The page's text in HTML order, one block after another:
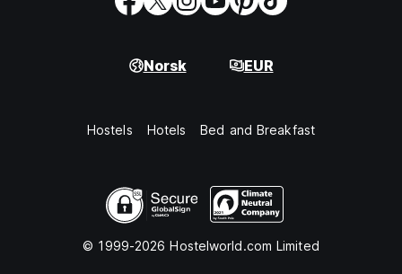
Norsk EUR
Hostels Hotels Bed and Breakfast
© 1999-2026 Hostelworld.com Limited